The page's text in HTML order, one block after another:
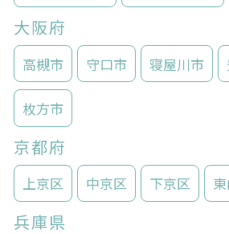
大阪府
高槻市 守口市 寝屋川市
枚方市
京都府
上京区 中京区 下京区
兵庫県